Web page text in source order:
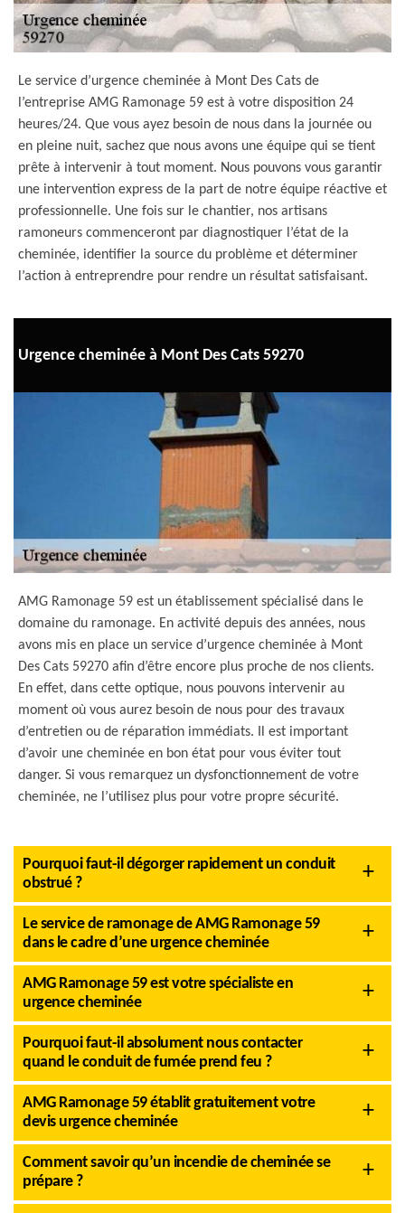
Le service d’urgence cheminée à Mont Des Cats de
l’entreprise AMG Ramonage 59 est à votre disposition 24
heures/24. Que vous ayez besoin de nous dans la journée ou
en pleine nuit, sachez que nous avons une équipe qui se tient
prête à intervenir à tout moment. Nous pouvons vous garantir
une intervention express de la part de notre équipe réactive et
professionnelle. Une fois sur le chantier, nos artisans
ramoneurs commenceront par diagnostiquer l’état de la
cheminée, identifier la source du problème et déterminer
l’action à entreprendre pour rendre un résultat satisfaisant.
Urgence cheminée à Mont Des Cats 59270
AMG Ramonage 59 est un établissement spécialisé dans le
domaine du ramonage. En activité depuis des années, nous
avons mis en place un service d’urgence cheminée à Mont
Des Cats 59270 afin d’être encore plus proche de nos clients.
En effet, dans cette optique, nous pouvons intervenir au
moment où vous aurez besoin de nous pour des travaux
d’entretien ou de réparation immédiats. Il est important
d’avoir une cheminée en bon état pour vous éviter tout
danger. Si vous remarquez un dysfonctionnement de votre
cheminée, ne l’utilisez plus pour votre propre sécurité.
Pourquoi faut-il dégorger rapidement un conduit
obstrué ?
Le service de ramonage de AMG Ramonage 59
dans le cadre d’une urgence cheminée
AMG Ramonage 59 est votre spécialiste en
urgence cheminée
Pourquoi faut-il absolument nous contacter
quand le conduit de fumée prend feu ?
AMG Ramonage 59 établit gratuitement votre
devis urgence cheminée
Comment savoir qu’un incendie de cheminée se
prépare ?